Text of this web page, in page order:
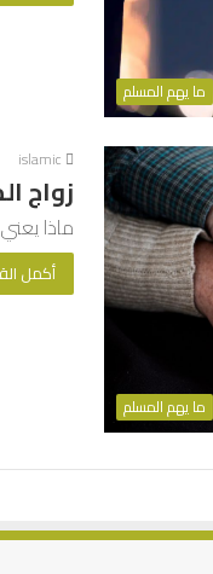
ما يهم المسلم
ما يهم المسلم
islamic
زواج
ماذا يعني أن ينوي رجل في
أكمل